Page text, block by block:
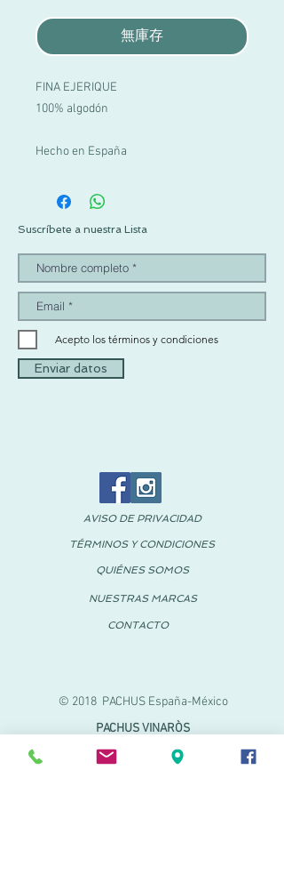
無庫存
FINA EJERIQUE
100% algodón
Hecho en España
Suscríbete a nuestra Lista
Acepto los términos y condiciones
Enviar datos
© 2018 PACHUS España-México
AVISO DE PRIVACIDAD
TÉRMINOS Y CONDICIONES
QUIÉNES SOMOS
NUESTRAS MARCAS
CONTACTO
PACHUS VINARÒS
Calle Mayor 27-29